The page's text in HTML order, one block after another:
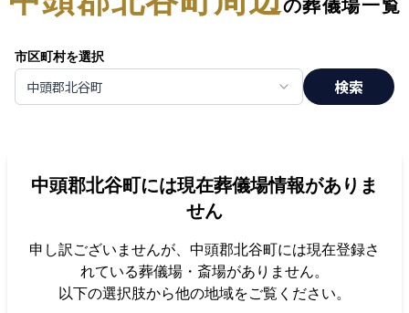
アフターサポート
会社概要 店舗用地募集
千葉県
北海道エリア
の葬儀場一覧
市区町村を選択
中頭郡北谷町 検索
中頭郡北谷町には現在葬儀場情報がありま
せん
申し訳ございませんが、 中頭郡北谷町には現在登録さ
れている葬儀場・斎場がありません。
以下の選択肢から他の地域をご覧ください。